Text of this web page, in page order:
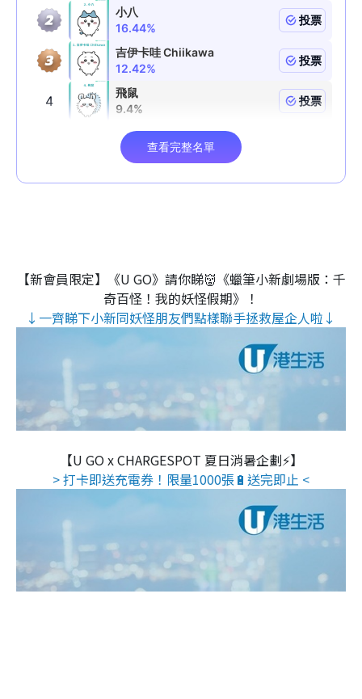
【新會員限定】《U GO》請你睇👹《蠟筆小新劇場版：千
奇百怪！我的妖怪假期》！
↓一齊睇下小新同妖怪朋友們點樣聯手拯救屋企人啦↓
【U GO x CHARGESPOT 夏日消暑企劃⚡】
> 打卡即送充電券！限量1000張🔋送完即止 <